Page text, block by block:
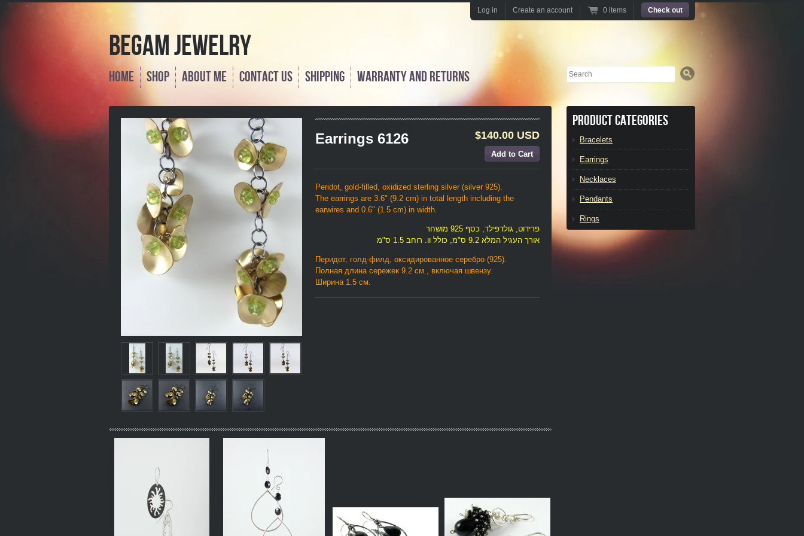
Begam Jewelry
Home Shop About Me Contact us Shipping Warranty and returns Search
Log in Create an account 0 items Check out
Earrings 6126 $140.00 USD
Peridot, gold-filled, oxidized sterling silver (silver 925).
The earrings are 3.6" (9.2 cm) in total length including the
earwires and 0.6" (1.5 cm) in width.
פרידוט, גולדפילד, כסף 925 מושחר
אורך העגיל המלא 9.2 ס"מ, כולל וו. רוחב 1.5 ס"מ
Перидот, голд-филд, оксидированное серебро (925).
Полная длина сережек 9.2 см., включая швензу.
Ширина 1.5 см.
Product Categories
Bracelets
Earrings
Necklaces
Pendants
Rings